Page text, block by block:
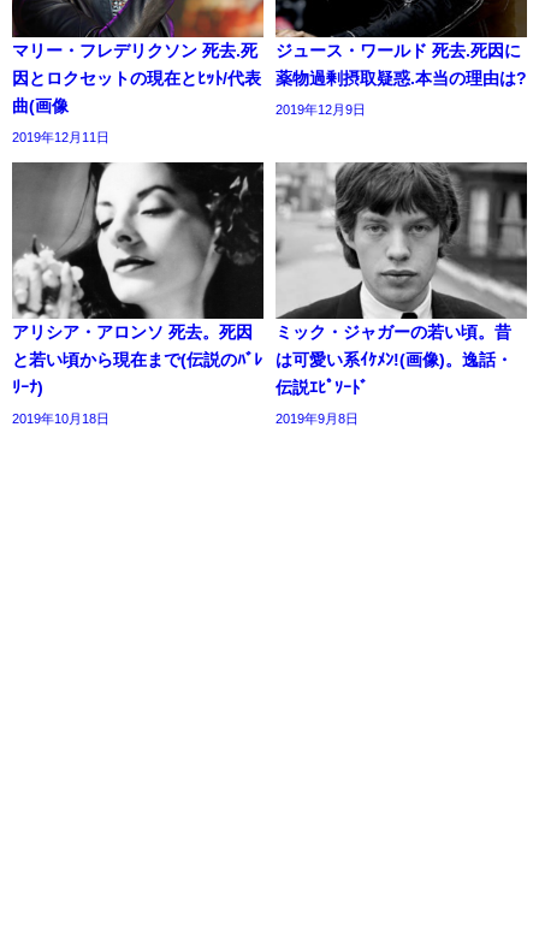
マリー・フレデリクソン 死去.死
因とロクセットの現在とﾋｯﾄ/代表
曲(画像
2019年12月11日
ジュース・ワールド 死去.死因に
薬物過剰摂取疑惑.本当の理由は?
2019年12月9日
アリシア・アロンソ 死去。死因
と若い頃から現在まで(伝説のﾊﾞﾚ
ﾘｰﾅ)
2019年10月18日
ミック・ジャガーの若い頃。昔
は可愛い系ｲｹﾒﾝ!(画像)。逸話・
伝説ｴﾋﾟｿｰﾄﾞ
2019年9月8日